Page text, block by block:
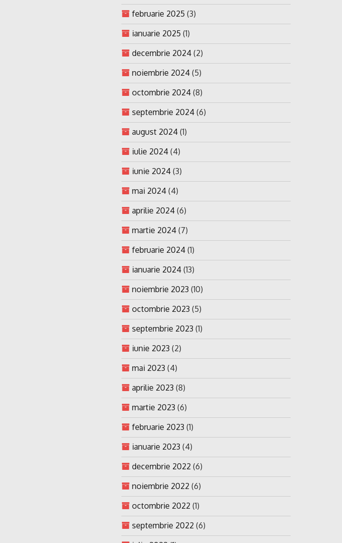
februarie 2025 (3)
ianuarie 2025 (1)
decembrie 2024 (2)
noiembrie 2024 (5)
octombrie 2024 (8)
septembrie 2024 (6)
august 2024 (1)
iulie 2024 (4)
iunie 2024 (3)
mai 2024 (4)
aprilie 2024 (6)
martie 2024 (7)
februarie 2024 (1)
ianuarie 2024 (13)
noiembrie 2023 (10)
octombrie 2023 (5)
septembrie 2023 (1)
iunie 2023 (2)
mai 2023 (4)
aprilie 2023 (8)
martie 2023 (6)
februarie 2023 (1)
ianuarie 2023 (4)
decembrie 2022 (6)
noiembrie 2022 (6)
octombrie 2022 (1)
septembrie 2022 (6)